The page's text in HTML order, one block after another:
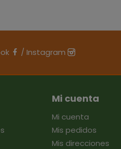
/ Instagram
Mi cuenta
Mi cuenta
Mis pedidos
Mis direcciones